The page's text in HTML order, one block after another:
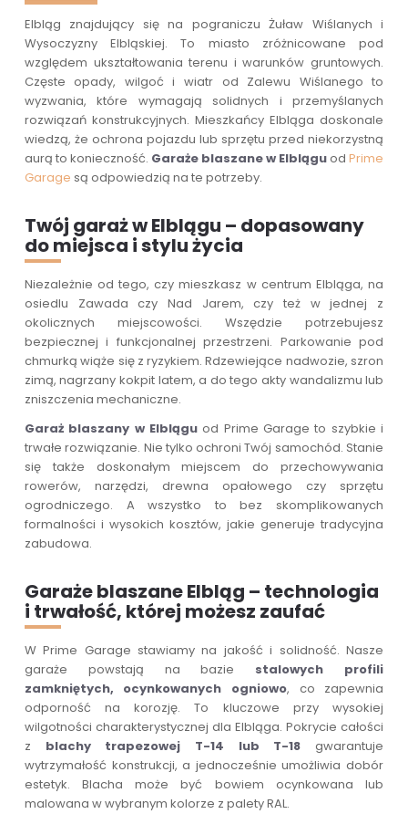
Elbląg znajdujący się na pograniczu Żuław Wiślanych i
Wysoczyzny Elbląskiej. To miasto zróżnicowane pod
względem ukształtowania terenu i warunków gruntowych.
Częste opady, wilgoć i wiatr od Zalewu Wiślanego to
wyzwania, które wymagają solidnych i przemyślanych
rozwiązań konstrukcyjnych. Mieszkańcy Elbląga doskonale
wiedzą, że ochrona pojazdu lub sprzętu przed niekorzystną
aurą to konieczność. Garaże blaszane w ElbląguodPrime
Garage są odpowiedzią na te potrzeby.
Twój garaż w Elblągu – dopasowany
do miejsca i stylu życia
Niezależnie od tego, czy mieszkasz w centrum Elbląga, na
osiedlu Zawada czy Nad Jarem, czy też w jednej z
okolicznych miejscowości. Wszędzie potrzebujesz
bezpiecznej i funkcjonalnej przestrzeni. Parkowanie pod
chmurką wiąże się z ryzykiem. Rdzewiejące nadwozie, szron
zimą, nagrzany kokpit latem, a do tego akty wandalizmu lub
zniszczenia mechaniczne.
Garaż blaszany w Elbląguod Prime Garage to szybkie i
trwałe rozwiązanie. Nie tylko ochroni Twój samochód. Stanie
się także doskonałym miejscem do przechowywania
rowerów, narzędzi, drewna opałowego czy sprzętu
ogrodniczego. A wszystko to bez skomplikowanych
formalności i wysokich kosztów, jakie generuje tradycyjna
zabudowa.
Garaże blaszane Elbląg – technologia
i trwałość, której możesz zaufać
W Prime Garage stawiamy na jakość i solidność. Nasze
garaże powstają na bazie stalowych profili
zamkniętych, ocynkowanych ogniowo, co zapewnia
odporność na korozję. To kluczowe przy wysokiej
wilgotności charakterystycznej dla Elbląga. Pokrycie całości
z blachy trapezowej T-14 lub T-18 gwarantuje
wytrzymałość konstrukcji, a jednocześnie umożliwia dobór
estetyk. Blacha może być bowiem ocynkowana lub
malowana w wybranym kolorze z palety RAL.